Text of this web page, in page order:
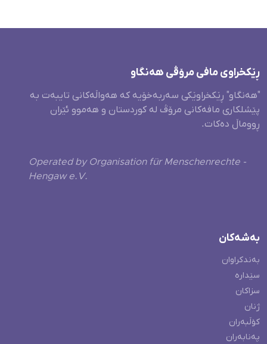
ڕێکخراوی مافی مرۆڤی هەنگاو
"هەنگاو" ڕێکخراوێکی سەربەخۆیە کە هەواڵەکانی تایبەت بە
پێشلکاری مافەکانی مرۆڤ لە کوردستان و هەموو ئێران
ڕووماڵ دەکات.
Operated by Organisation für Menschenrechte -
Hengaw e.V.
بەشەکان
بەندکراوان
سێدارە
سزاکان
ژنان
کۆڵبەران
پەنابەران